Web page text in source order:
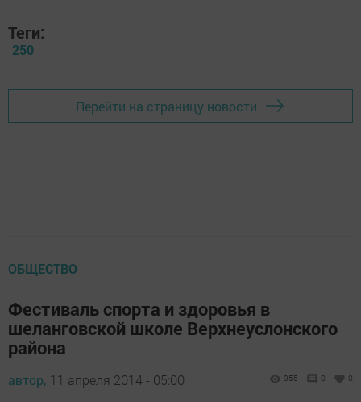
Теги:
250
Перейти на страницу новости
ОБЩЕСТВО
Фестиваль спорта и здоровья в
шеланговской школе Верхнеуслонского
района
автор, 11 апреля 2014 - 05:00 955 0 0